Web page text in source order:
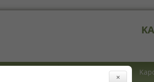
Nyomtatványok
×